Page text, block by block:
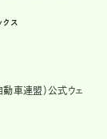
クス
動車連盟）公式ウェ